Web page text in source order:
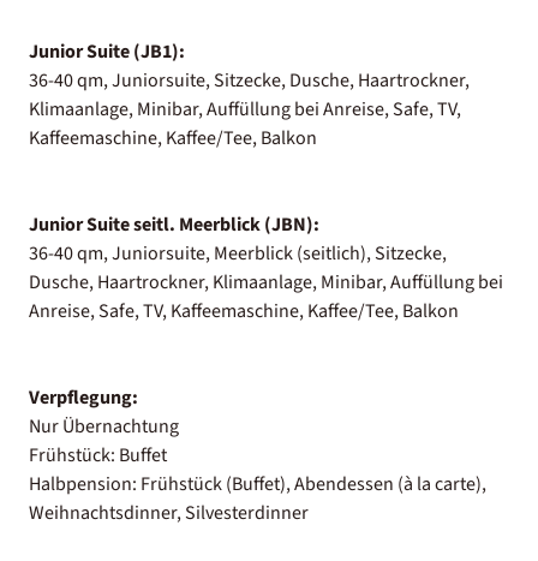
Junior Suite (JB1):
36-40 qm, Juniorsuite, Sitzecke, Dusche, Haartrockner,
Klimaanlage, Minibar, Auffüllung bei Anreise, Safe, TV,
Kaffeemaschine, Kaffee/Tee, Balkon
Junior Suite seitl. Meerblick (JBN):
36-40 qm, Juniorsuite, Meerblick (seitlich), Sitzecke,
Dusche, Haartrockner, Klimaanlage, Minibar, Auffüllung bei
Anreise, Safe, TV, Kaffeemaschine, Kaffee/Tee, Balkon
Verpflegung:
Nur Übernachtung
Frühstück: Buffet
Halbpension: Frühstück (Buffet), Abendessen (à la carte),
Weihnachtsdinner, Silvesterdinner